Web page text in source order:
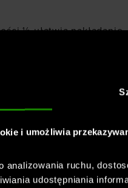
i umożliwia
analizowania ruchu,
udostępniania
½ ułatwia nakładanie
szybko schnie oraz
Armour z
Twist -